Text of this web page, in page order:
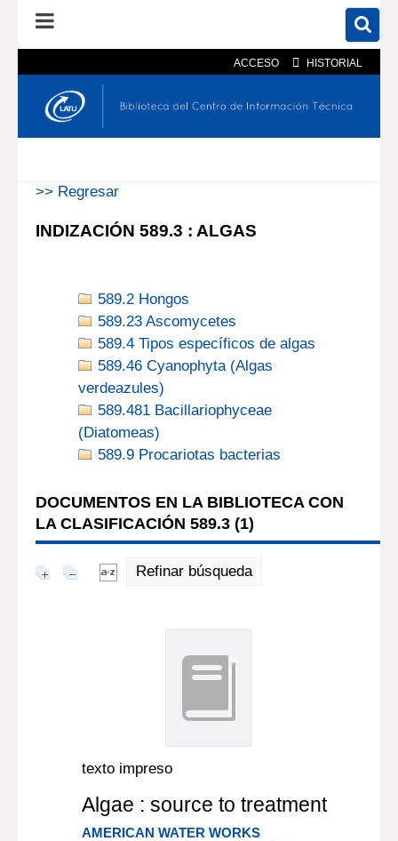
ACCESO HISTORIAL
En el catálogo En el sitio
>> Regresar
INDIZACIÓN 589.3 : ALGAS
589.2 Hongos
589.23 Ascomycetes
589.4 Tipos específicos de algas
589.46 Cyanophyta (Algas
verdeazules)
589.481 Bacillariophyceae
(Diatomeas)
589.9 Procariotas bacterias
DOCUMENTOS EN LA BIBLIOTECA CON
LA CLASIFICACIÓN 589.3 (1)
Refinar búsqueda
texto impreso
Algae : source to treatment
AMERICAN WATER WORKS